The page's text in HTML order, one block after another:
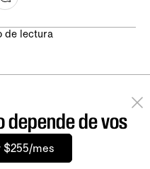
de lectura
depende de vos
$255/mes